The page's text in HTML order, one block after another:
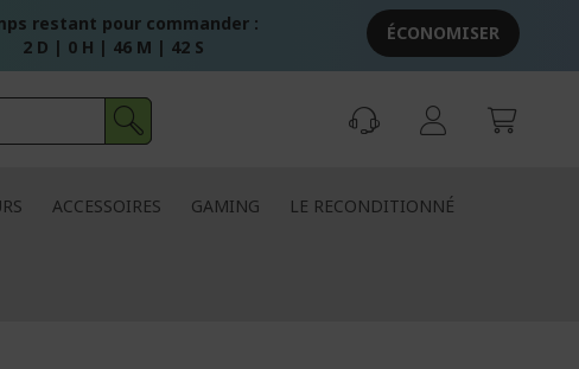
restant pour commander :
2 D | 0 H | 46 M | 41 S
ÉCONOMISER
ACCESSOIRES GAMING LE RECONDITIONNÉ